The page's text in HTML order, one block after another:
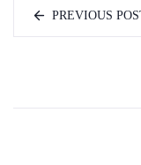
PREVIOUS